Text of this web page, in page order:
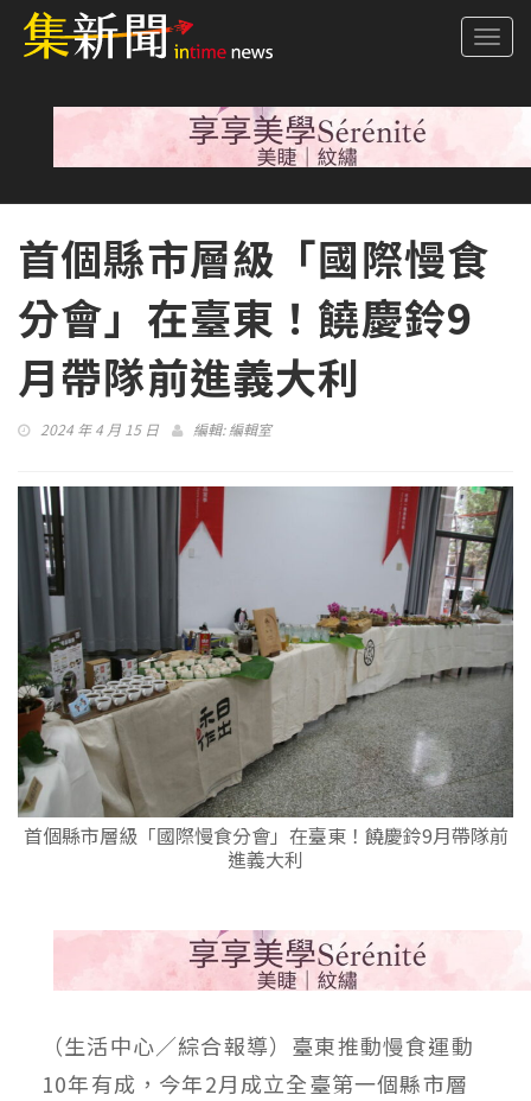
首個縣市層級「國際慢食
分會」在臺東！饒慶鈴9
月帶隊前進義大利
2024 年 4 月 15 日 編輯:編輯室
首個縣市層級「國際慢食分會」在臺東！饒慶鈴9月帶隊前
進義大利
（生活中心／綜合報導）臺東推動慢食運動
10年有成，今年2月成立全臺第一個縣市層